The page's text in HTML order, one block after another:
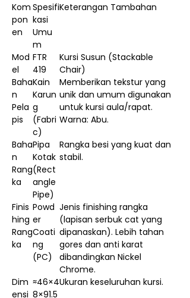
Kom
pon
en
Spesifi
kasi
Umu
m
Keterangan Tambahan
Mod
el
FTR
419
Kursi Susun (Stackable
Chair)
Baha
n
Pela
pis
Kain
Karun
g
(Fabri
c)
Memberikan tekstur yang
unik dan umum digunakan
untuk kursi aula/rapat.
Warna: Abu.
Baha
n
Rang
ka
Pipa
Kotak
(Rect
angle
Pipe)
Rangka besi yang kuat dan
stabil.
Finis
hing
Rang
ka
Powd
er
Coati
ng
(PC)
Jenis finishing rangka
(lapisan serbuk cat yang
dipanaskan). Lebih tahan
gores dan anti karat
dibandingkan Nickel
Chrome.
Dim
ensi
≈46×4
8×91.5
Ukuran keseluruhan kursi.